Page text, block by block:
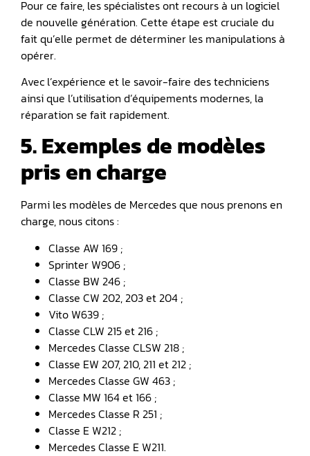
Pour ce faire, les spécialistes ont recours à un logiciel
de nouvelle génération. Cette étape est cruciale du
fait qu’elle permet de déterminer les manipulations à
opérer.
Avec l’expérience et le savoir-faire des techniciens
ainsi que l’utilisation d’équipements modernes, la
réparation se fait rapidement.
5. Exemples de modèles
pris en charge
Parmi les modèles de Mercedes que nous prenons en
charge, nous citons :
Classe AW 169 ;
Sprinter W906 ;
Classe BW 246 ;
Classe CW 202, 203 et 204 ;
Vito W639 ;
Classe CLW 215 et 216 ;
Mercedes Classe CLSW 218 ;
Classe EW 207, 210, 211 et 212 ;
Mercedes Classe GW 463 ;
Classe MW 164 et 166 ;
Mercedes Classe R 251 ;
Classe E W212 ;
Mercedes Classe E W211.